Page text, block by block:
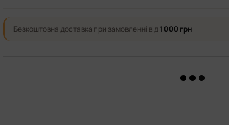
Безкоштовна доставка при замовленні від1 000 грн